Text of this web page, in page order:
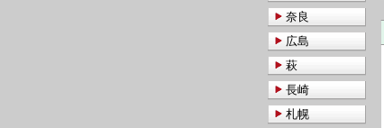
奈良
広島
萩
長崎
札幌